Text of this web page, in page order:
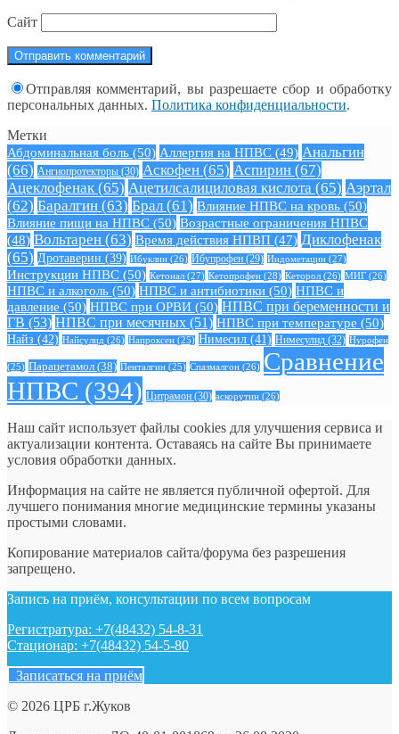
Сайт
Отправляя комментарий, вы разрешаете сбор и обработку
персональных данных. Политика конфиденциальности.
Метки
Абдоминальная боль (50) Аллергия на НПВС (49) Анальгин
(66) Ангиопротекторы (30) Аскофен (65) Аспирин (67)
Ацеклофенак (65) Ацетилсалициловая кислота (65) Аэртал
(62) Баралгин (63) Брал (61) Влияние НПВС на кровь (50)
Влияние пищи на НПВС (50) Возрастные ограничения НПВС
(48) Вольтарен (63) Время действия НПВП (47) Диклофенак
(65) Дротаверин (39) Ибуклин (26) Ибупрофен (29) Индометацин (27)
Инструкции НПВС (50) Кетонал (27) Кетопрофен (28) Кеторол (26) МИГ (26)
НПВС и алкоголь (50) НПВС и антибиотики (50) НПВС и
давление (50) НПВС при ОРВИ (50) НПВС при беременности и
ГВ (53) НПВС при месячных (51) НПВС при температуре (50)
Найз (42) Найсулид (26) Напроксен (25) Нимесил (41) Нимесулид (32) Нурофен
(25) Парацетамол (38) Пенталгин (25) Спазмалгон (26) Сравнение
НПВС (394) Цитрамон (30) аскорутин (26)
Наш сайт использует файлы cookies для улучшения сервиса и
актуализации контента. Оставаясь на сайте Вы принимаете
условия обработки данных.
Информация на сайте не является публичной офертой. Для
лучшего понимания многие медицинские термины указаны
простыми словами.
Копирование материалов сайта/форума без разрешения
запрещено.
Запись на приём, консультации по всем вопросам
Регистратура: +7(48432) 54-8-31
Стационар: +7(48432) 54-5-80
Записаться на приём
© 2026 ЦРБ г.Жуков